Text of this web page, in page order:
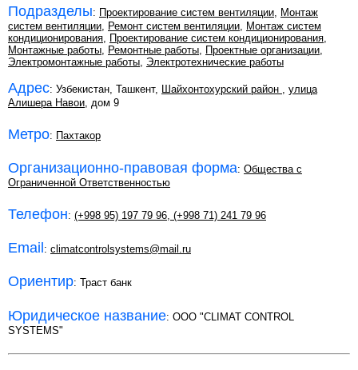
Подразделы: Проектирование систем вентиляции, Монтаж
систем вентиляции, Ремонт систем вентиляции, Монтаж систем
кондиционирования, Проектирование систем кондиционирования,
Монтажные работы, Ремонтные работы, Проектные организации,
Электромонтажные работы, Электротехнические работы
Адрес: Узбекистан, Ташкент, Шайхонтохурский район , улица
Алишера Навои, дом 9
Метро: Пахтакор
Организационно-правовая форма: Общества с
Ограниченной Ответственностью
Телефон: (+998 95) 197 79 96 (+998 71) 241 79 96
Email : climatcontrolsystems@mail.ru
Ориентир: Траст банк
Юридическое название: OOO "CLIMAT CONTROL
SYSTEMS"